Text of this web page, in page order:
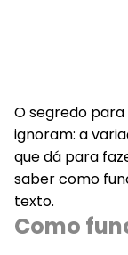
O segredo
ignoram: a
que dá para
saber como
texto.
Como